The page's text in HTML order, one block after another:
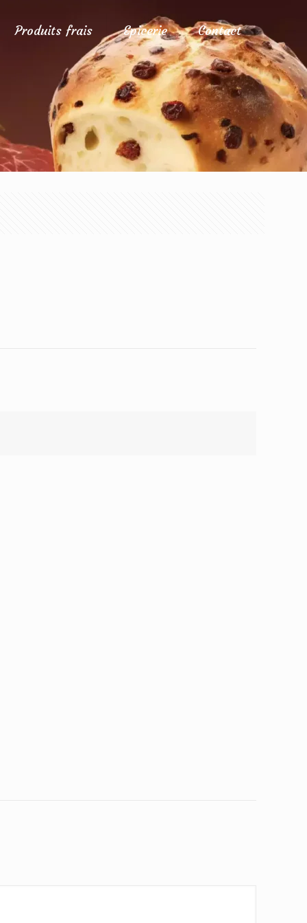
Produits frais Epicerie Contact